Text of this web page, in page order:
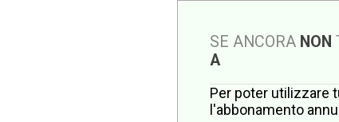
SE ANCORA NON
A
Per poter utilizzare
l'abbonamento